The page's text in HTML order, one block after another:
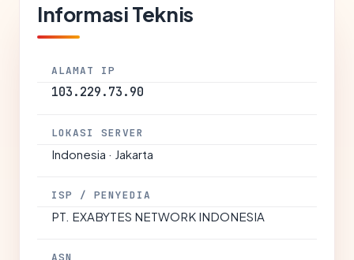
Informasi Teknis
ALAMAT IP
103.229.73.90
LOKASI SERVER
Indonesia · Jakarta
ISP / PENYEDIA
PT. EXABYTES NETWORK INDONESIA
ASN